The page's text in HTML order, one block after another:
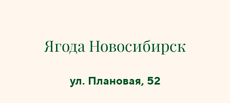
Ягода Новосибирcк
ул. Плановая, 52